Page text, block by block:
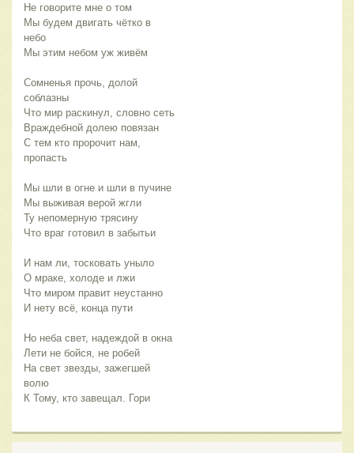
Не говорите мне о том
Мы будем двигать чётко в
небо
Мы этим небом уж живём
Сомненья прочь, долой
соблазны
Что мир раскинул, словно сеть
Враждебной долею повязан
С тем кто пророчит нам,
пропасть
Мы шли в огне и шли в пучине
Мы выживая верой жгли
Ту непомерную трясину
Что враг готовил в забытьи
И нам ли, тосковать уныло
О мраке, холоде и лжи
Что миром правит неустанно
И нету всё, конца пути
Но неба свет, надеждой в окна
Лети не бойся, не робей
На свет звезды, зажегшей
волю
К Тому, кто завещал. Гори